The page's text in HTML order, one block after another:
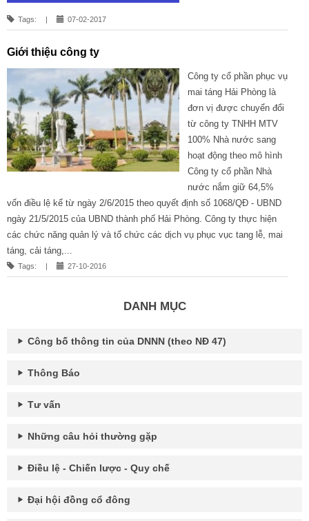
Tags: | 07-02-2017
Giới thiệu công ty
Công ty cổ phần phục vụ
mai táng Hải Phòng là
đơn vị được chuyển đổi
từ công ty TNHH MTV
100% Nhà nước sang
hoạt động theo mô hình
Công ty cổ phần Nhà
nước nắm giữ 64,5%
vốn điều lệ kể từ ngày 2/6/2015 theo quyết định số 1068/QĐ - UBND
ngày 21/5/2015 của UBND thành phố Hải Phòng. Công ty thực hiện
các chức năng quản lý và tổ chức các dịch vụ phục vục tang lễ, mai
táng, cải táng,...
Tags: | 27-10-2016
DANH MỤC
Công bố thông tin của DNNN (theo NĐ 47)
Thông Báo
Tư vấn
Những câu hỏi thường gặp
Điều lệ - Chiến lược - Quy chế
Đại hội đồng cổ đông